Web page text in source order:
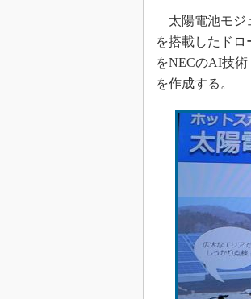
太陽電池モジ
を搭載したド
をNECのAI技術
を作成する。